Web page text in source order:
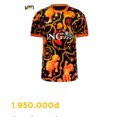
1.950.000đ